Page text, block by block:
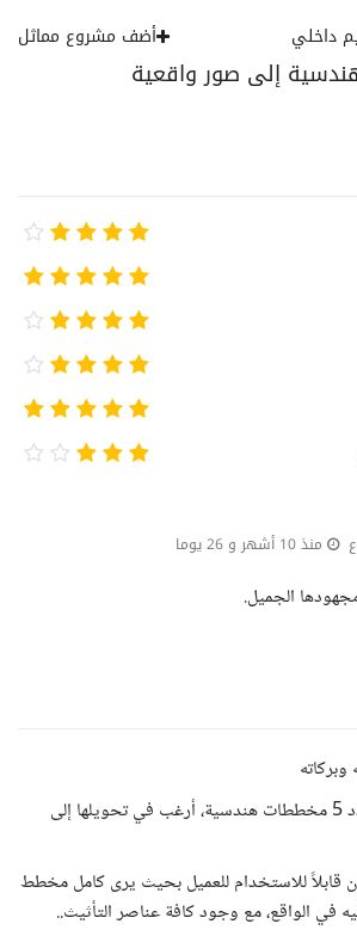
إلى صور واقعية
داخلي أضف مشروع مماثل
منذ 10 أشهر و 26 يوما
الجميل.
أصدقائي الكرام: لدي عدد 5 مخططات هندسية، أرغب في تحويلها إلى
قابلاً للاستخدام للعميل بحيث يرى كامل مخطط
في الواقع، مع وجود كافة عناصر التأثيث..